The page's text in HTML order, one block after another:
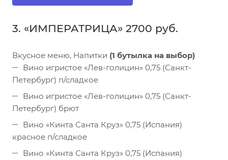
3. «ИМПЕРАТРИЦА» 2700 руб.
Вкусное меню, Напитки (1 бутылка на выбор)
Вино игристое «Лев-голицин» 0,75 (Санкт-
Петербург) п/сладкое
Вино игристое «Лев-голицин» 0,75 (Санкт-
Петербург) брют
Вино «Кинта Санта Круз» 0,75 (Испания)
красное п/сладкое
Вино «Кинта Санта Круз» 0,75 (Испания)